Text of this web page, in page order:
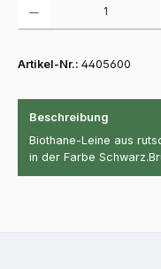
Artikel-Nr.: 4405600
Beschreibung
Biothane-Leine aus
in der Farbe